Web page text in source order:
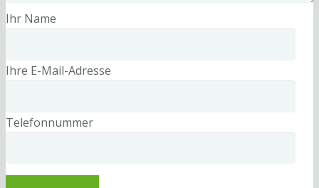
Ihr Name
Ihre E-Mail-Adresse
Telefonnummer